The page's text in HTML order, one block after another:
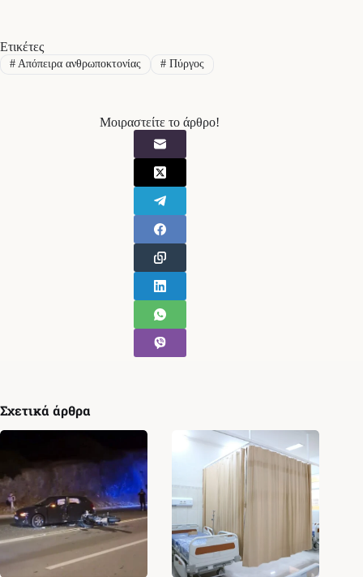
Ετικέτες
#Απόπειρα ανθρωποκτονίας #Πύργος
Μοιραστείτε το άρθρο!
Σχετικά άρθρα